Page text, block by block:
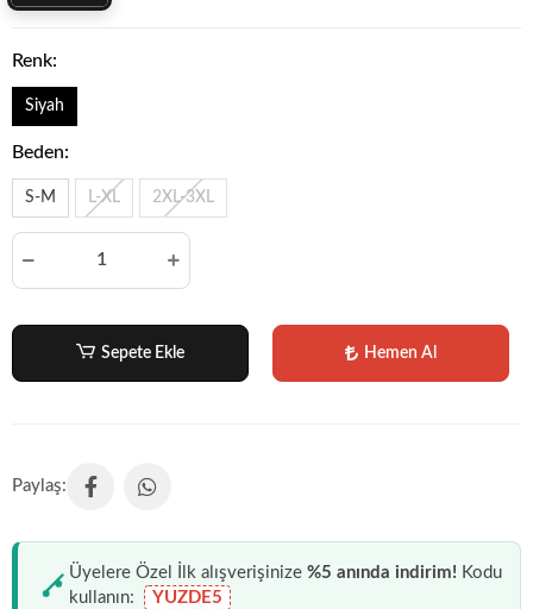
Renk:
Siyah
Beden:
S-M L-XL 2XL-3XL
Sepete Ekle Hemen Al
Üyelere Özel İlk alışverişinize %5 anında indirim! Kodu
kullanın:
YUZDE5